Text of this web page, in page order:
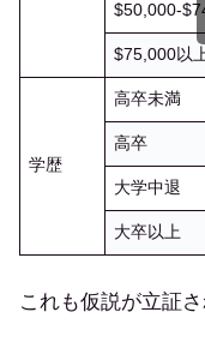
$50,000-
$75,000以
学歴
高卒未満
高卒
大学中退
大卒以上
これも仮説が立証